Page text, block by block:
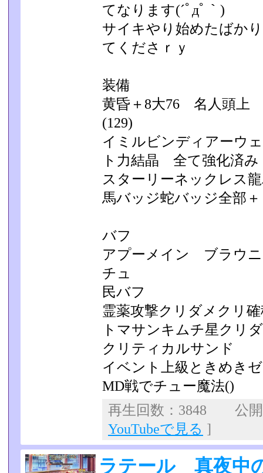
てなります(´ﾟдﾟ｀)
サイキやり始めたばか
てくださｒｙ
装備
黄昏＋8大76 名人頭上
(129)
イミルビンディアーウ
ト力結晶 全て強化済み
スターリーネックレス
馬バッジ蛇バッジ全部
バフ
アプーメイン ブラウ
チュ
民バフ
霊薬攻撃クリダメクリ
トマサンキムチ星クリ
クリティカルサンド
イベント上級ときめき
MD戦でチュー魔法()
再生回数：3848 公
YouTubeで見る ]
ラテール 真夜中